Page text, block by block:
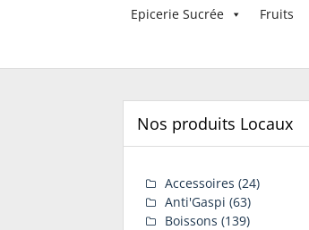
Participative
Epicerie Sucrée Fruits
Nos produits Locaux
Accessoires (24)
Anti'Gaspi (63)
Boissons (139)